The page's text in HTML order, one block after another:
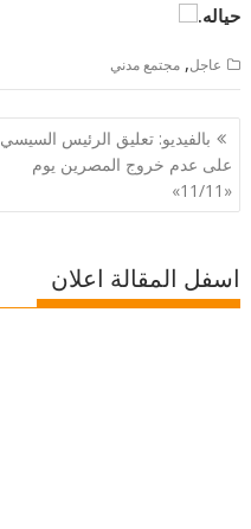
حياله.
عاجل,مجتمع مدني
تصفّح
المقالات
بالفيديو: تعليق الرئيس السيسي
على عدم خروج المصرين يوم
«11/11»
اسفل المقالة اعلان